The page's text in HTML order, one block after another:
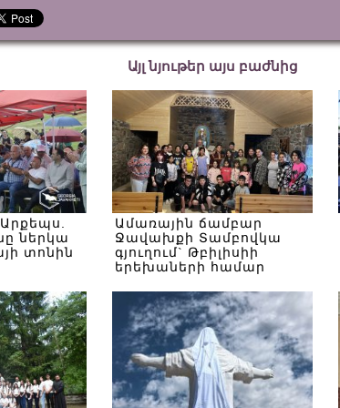
Այլ նյութեր այս բաժնից
ներկա
տոնին
Ամառային ճամբար
Ջավախքի Տամբովկա
գյուղում` Թբիլիսիի
երեխաների համար